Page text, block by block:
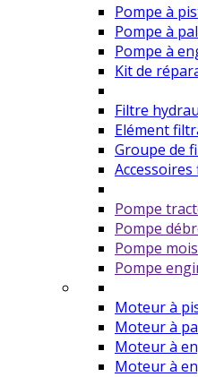
Pompe à
Pompe à
Pompe à
Kit de
Filtre
Elément
Groupe de
Pompe
Pompe
Pompe
Pompe
Moteur à
Moteur à
Moteur à
Moteur à